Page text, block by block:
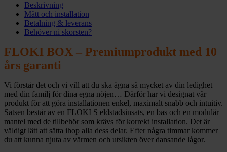
Beskrivning
Mått och installation
Betalning & leverans
Behöver ni skorsten?
FLOKI BOX – Premiumprodukt med 10
års garanti
Vi förstår det och vi vill att du ska ägna så mycket av din ledighet
med din familj för dina egna nöjen… Därför har vi designat vår
produkt för att göra installationen enkel, maximalt snabb och intuitiv.
Satsen består av en FLOKI S eldstadsinsats, en bas och en modulär
mantel med de tillbehör som krävs för korrekt installation. Det är
väldigt lätt att sätta ihop alla dess delar. Efter några timmar kommer
du att kunna njuta av värmen och utsikten över dansande lågor.